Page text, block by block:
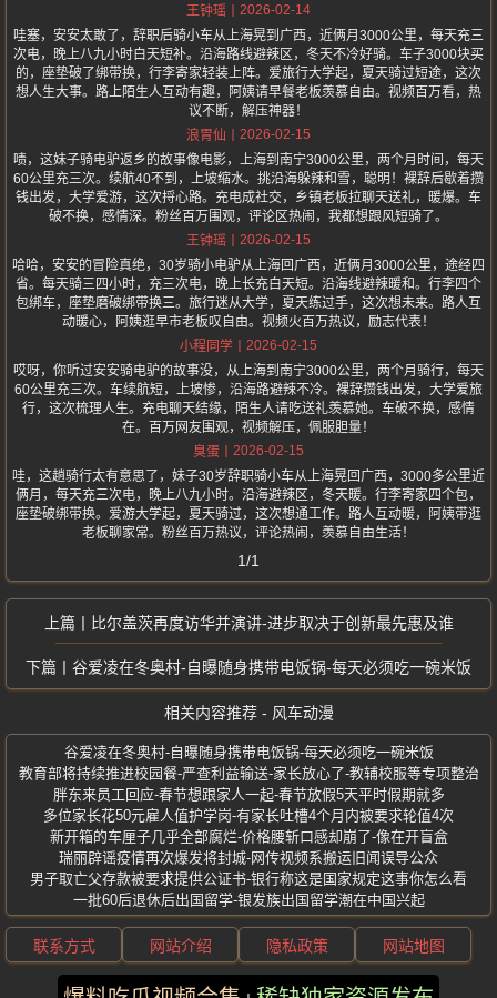
王钟瑶
2026-02-14
哇塞，安安太敢了，辞职后骑小车从上海晃到广西，近俩月3000公里，每天充三
次电，晚上八九小时白天短补。沿海路线避辣区，冬天不冷好骑。车子3000块买
的，座垫破了绑带换，行李寄家轻装上阵。爱旅行大学起，夏天骑过短途，这次
想人生大事。路上陌生人互动有趣，阿姨请早餐老板羡慕自由。视频百万看，热
议不断，解压神器！
浪胃仙
2026-02-15
啧，这妹子骑电驴返乡的故事像电影，上海到南宁3000公里，两个月时间，每天
60公里充三次。续航40不到，上坡缩水。挑沿海躲辣和雪，聪明！裸辞后歇着攒
钱出发，大学爱游，这次捋心路。充电成社交，乡镇老板拉聊天送礼，暖爆。车
破不换，感情深。粉丝百万围观，评论区热闹，我都想跟风短骑了。
王钟瑶
2026-02-15
哈哈，安安的冒险真绝，30岁骑小电驴从上海回广西，近俩月3000公里，途经四
省。每天骑三四小时，充三次电，晚上长充白天短。沿海线避辣暖和。行李四个
包绑车，座垫磨破绑带换三。旅行迷从大学，夏天练过手，这次想未来。路人互
动暖心，阿姨逛早市老板叹自由。视频火百万热议，励志代表！
小程同学
2026-02-15
哎呀，你听过安安骑电驴的故事没，从上海到南宁3000公里，两个月骑行，每天
60公里充三次。车续航短，上坡惨，沿海路避辣不冷。裸辞攒钱出发，大学爱旅
行，这次梳理人生。充电聊天结缘，陌生人请吃送礼羡慕她。车破不换，感情
在。百万网友围观，视频解压，佩服胆量！
臭蛋
2026-02-15
哇，这趟骑行太有意思了，妹子30岁辞职骑小车从上海晃回广西，3000多公里近
俩月，每天充三次电，晚上八九小时。沿海避辣区，冬天暖。行李寄家四个包，
座垫破绑带换。爱游大学起，夏天骑过，这次想通工作。路人互动暖，阿姨带逛
老板聊家常。粉丝百万热议，评论热闹，羡慕自由生活！
1/1
比尔盖茨再度访华并演讲-进步取决于创新最先惠及谁
谷爱凌在冬奥村-自曝随身携带电饭锅-每天必须吃一碗米饭
相关内容推荐 - 风车动漫
谷爱凌在冬奥村-自曝随身携带电饭锅-每天必须吃一碗米饭
教育部将持续推进校园餐-严查利益输送-家长放心了-教辅校服等专项整治
胖东来员工回应-春节想跟家人一起-春节放假5天平时假期就多
多位家长花50元雇人值护学岗-有家长吐槽4个月内被要求轮值4次
新开箱的车厘子几乎全部腐烂-价格腰斩口感却崩了-像在开盲盒
瑞丽辟谣疫情再次爆发将封城-网传视频系搬运旧闻误导公众
男子取亡父存款被要求提供公证书-银行称这是国家规定这事你怎么看
一批60后退休后出国留学-银发族出国留学潮在中国兴起
联系方式 网站介绍 隐私政策 网站地图